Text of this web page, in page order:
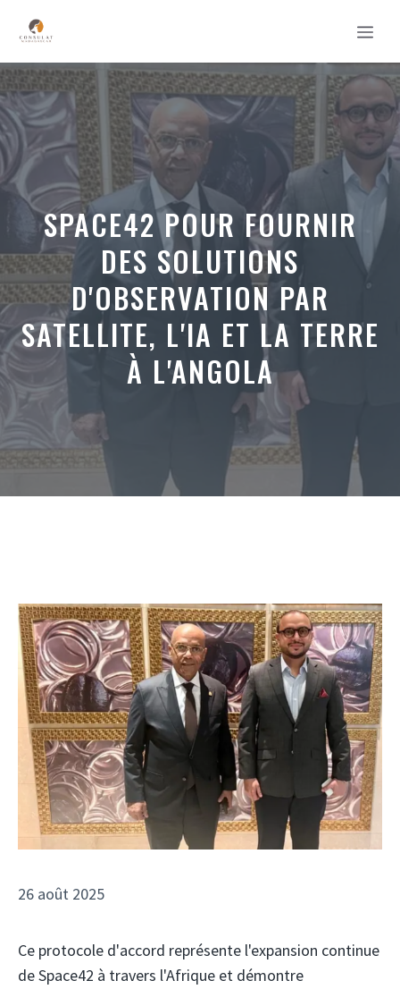
contenu
SPACE42 POUR FOURNIR
DES SOLUTIONS
D'OBSERVATION PAR
SATELLITE, L'IA ET LA TERRE
À L'ANGOLA
26 août 2025
Ce protocole d'accord représente l'expansion continue
de Space42 à travers l'Afrique et démontre